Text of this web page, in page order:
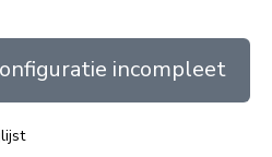
Voer de gewenste
In de winkelmand